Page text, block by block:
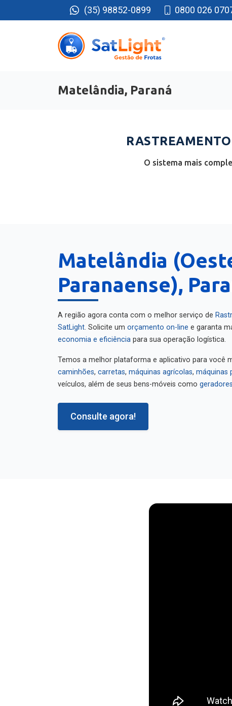
(35) 98852-0899 0800 026
Matelândia, Paraná
O sistema mais
Matelândia
Paranaense),
A região agora conta com o melhor serviço de
SatLight. Solicite um orçamento on-line e garanta
economia e eficiência para sua operação logística.
Temos a melhor plataforma e aplicativo para você
caminhões, carretas, máquinas agrícolas, máquinas
veículos, além de seus bens-móveis como
Consulte agora!